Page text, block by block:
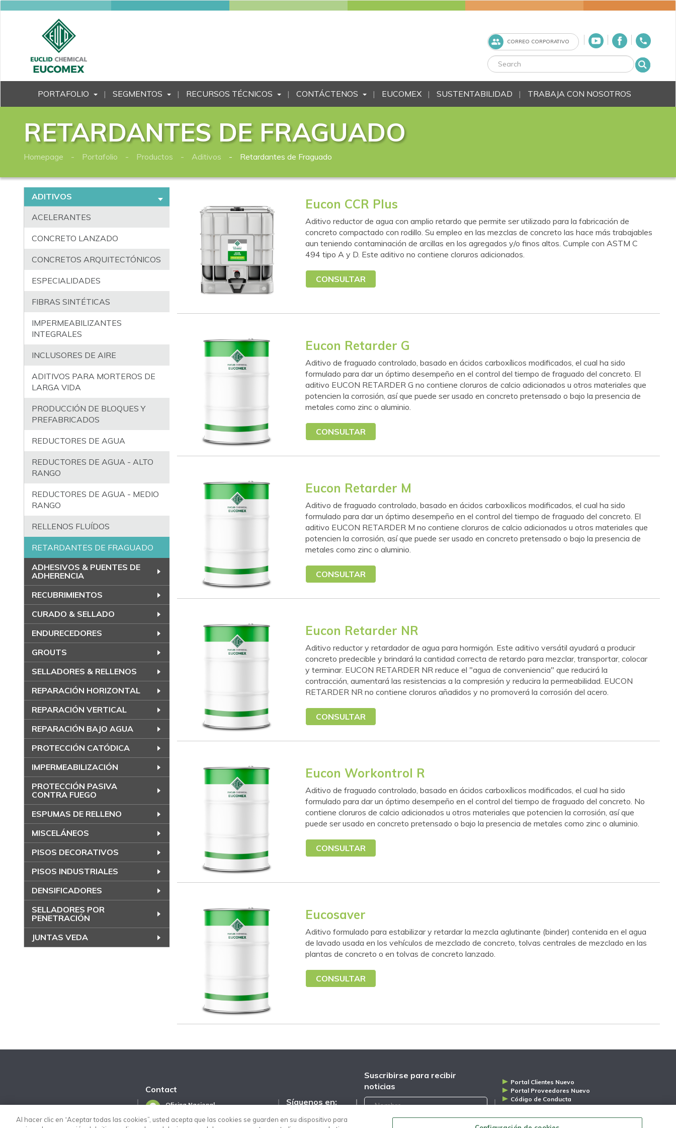
CORREO CORPORATIVO
PORTAFOLIO SEGMENTOS RECURSOS TÉCNICOS CONTÁCTENOS EUCOMEX SUSTENTABILIDAD TRABAJA CON NOSOTROS
RETARDANTES DE FRAGUADO
Homepage Portafolio Productos Aditivos Retardantes de Fraguado
ADITIVOS
ACELERANTES
CONCRETO LANZADO
CONCRETOS ARQUITECTÓNICOS
ESPECIALIDADES
FIBRAS SINTÉTICAS
IMPERMEABILIZANTES
INTEGRALES
INCLUSORES DE AIRE
ADITIVOS PARA MORTEROS DE
LARGA VIDA
PRODUCCIÓN DE BLOQUES Y
PREFABRICADOS
REDUCTORES DE AGUA
REDUCTORES DE AGUA - ALTO
RANGO
REDUCTORES DE AGUA - MEDIO
RANGO
RELLENOS FLUÍDOS
RETARDANTES DE FRAGUADO
ADHESIVOS & PUENTES DE
ADHERENCIA
RECUBRIMIENTOS
CURADO & SELLADO
ENDURECEDORES
GROUTS
SELLADORES & RELLENOS
REPARACIÓN HORIZONTAL
REPARACIÓN VERTICAL
REPARACIÓN BAJO AGUA
PROTECCIÓN CATÓDICA
IMPERMEABILIZACIÓN
PROTECCIÓN PASIVA
CONTRA FUEGO
ESPUMAS DE RELLENO
MISCELÁNEOS
PISOS DECORATIVOS
PISOS INDUSTRIALES
DENSIFICADORES
SELLADORES POR
PENETRACIÓN
JUNTAS VEDA
Eucon CCR Plus
Aditivo reductor de agua con amplio retardo que permite ser utilizado para la fabricación de
concreto compactado con rodillo. Su empleo en las mezclas de concreto las hace más trabajables
aun teniendo contaminación de arcillas en los agregados y/o finos altos. Cumple con ASTM C
494 tipo A y D. Este aditivo no contiene cloruros adicionados.
CONSULTAR
Eucon Retarder G
Aditivo de fraguado controlado, basado en ácidos carboxílicos modificados, el cual ha sido
formulado para dar un óptimo desempeño en el control del tiempo de fraguado del concreto. El
aditivo EUCON RETARDER G no contiene cloruros de calcio adicionados u otros materiales que
potencien la corrosión, así que puede ser usado en concreto pretensado o bajo la presencia de
metales como zinc o aluminio.
CONSULTAR
Eucon Retarder M
Aditivo de fraguado controlado, basado en ácidos carboxílicos modificados, el cual ha sido
formulado para dar un óptimo desempeño en el control del tiempo de fraguado del concreto. El
aditivo EUCON RETARDER M no contiene cloruros de calcio adicionados u otros materiales que
potencien la corrosión, así que puede ser usado en concreto pretensado o bajo la presencia de
metales como zinc o aluminio.
CONSULTAR
Eucon Retarder NR
Aditivo reductor y retardador de agua para hormigón. Este aditivo versátil ayudará a producir
concreto predecible y brindará la cantidad correcta de retardo para mezclar, transportar, colocar
y terminar. EUCON RETARDER NR reduce el "agua de conveniencia" que reducirá la
contracción, aumentará las resistencias a la compresión y reducira la permeabilidad. EUCON
RETARDER NR no contiene cloruros añadidos y no promoverá la corrosión del acero.
CONSULTAR
Eucon Workontrol R
Aditivo de fraguado controlado, basado en ácidos carboxílicos modificados, el cual ha sido
formulado para dar un óptimo desempeño en el control del tiempo de fraguado del concreto. No
contiene cloruros de calcio adicionados u otros materiales que potencien la corrosión, así que
puede ser usado en concreto pretensado o bajo la presencia de metales como zinc o aluminio.
CONSULTAR
Eucosaver
Aditivo formulado para estabilizar y retardar la mezcla aglutinante (binder) contenida en el agua
de lavado usada en los vehículos de mezclado de concreto, tolvas centrales de mezclado en las
plantas de concreto o en tolvas de concreto lanzado.
CONSULTAR
Contact
Oficina Nacional
San Francisco Chilpan
Síguenos en:
/eucomex.mx
Suscribirse para recibir
noticias
Portal Clientes Nuevo
Portal Proveedores Nuevo
Código de Conducta
Aviso de Privacidad
Al hacer clic en “Aceptar todas las cookies”, usted acepta que las cookies se guarden en su dispositivo para